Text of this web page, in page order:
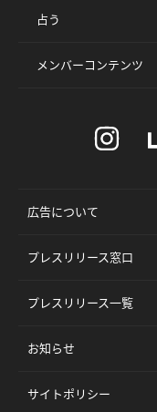
占う
メンバーコンテンツ
広告について
プレスリリース窓口
プレスリリース一覧
お知らせ
サイトポリシー